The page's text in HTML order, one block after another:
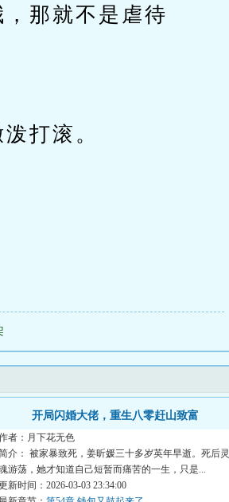
那就不是虐待
打滚。
开局闪婚大佬，重生八零赶山致富
者：月下花无色
介： 被家暴致死，姜昕媛三十多岁英年早逝。死后灵
游荡，她才知道自己短暂而痛苦的一生，只是...
新时间：2026-03-03 23:34:00